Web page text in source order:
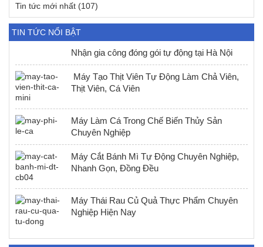
Tin tức mới nhất (107)
TIN TỨC NỔI BẬT
Nhận gia công đóng gói tự động tại Hà Nội
Máy Tạo Thịt Viên Tự Động Làm Chả Viên,
Thịt Viên, Cá Viên
Máy Làm Cá Trong Chế Biến Thủy Sản
Chuyên Nghiệp
Máy Cắt Bánh Mì Tự Động Chuyên Nghiệp,
Nhanh Gọn, Đồng Đều
Máy Thái Rau Củ Quả Thực Phẩm Chuyên
Nghiệp Hiện Nay